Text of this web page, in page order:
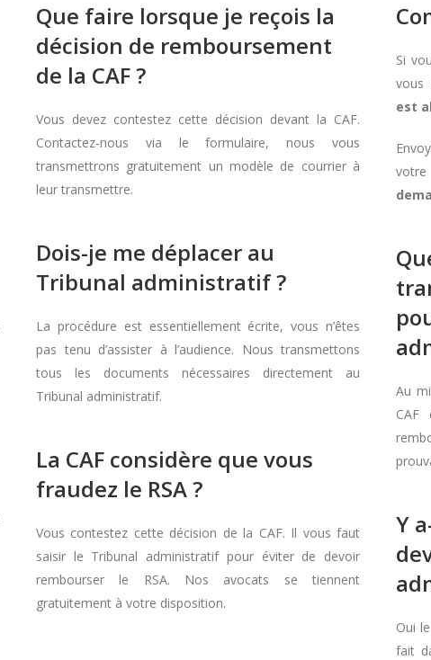
Que faire lorsque je reçois la
décision de remboursement
de la CAF ?
Vous devez contestez cette décision devant la CAF.
Contactez-nous via le formulaire, nous vous
transmettrons gratuitement un modèle de courrier à
leur transmettre.
Dois-je me déplacer au
Tribunal administratif ?
La procédure est essentiellement écrite, vous n’êtes
pas tenu d’assister à l’audience. Nous transmettons
tous les documents nécessaires directement au
Tribunal administratif.
La CAF considère que vous
fraudez le RSA ?
Vous contestez cette décision de la CAF. Il vous faut
saisir le Tribunal administratif pour éviter de devoir
rembourser le RSA. Nos avocats se tiennent
gratuitement à votre disposition.
Si
vous
est
Au
CAF
Y
Oui
fait